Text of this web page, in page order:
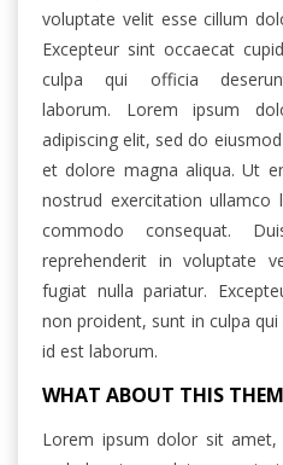
voluptate velit esse cillum
Excepteur sint occaecat
culpa qui officia
laborum. Lorem ipsum
adipiscing elit, sed do
et dolore magna aliqua. Ut
nostrud exercitation ullamco
commodo consequat.
reprehenderit in voluptate
fugiat nulla pariatur.
non proident, sunt in culpa
id est laborum.
WHAT ABOUT THIS
Lorem ipsum dolor sit amet,